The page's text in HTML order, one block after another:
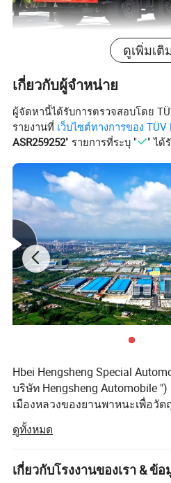
พารามิเตอร์ของผลิตภัณฑ์
พารามิเตอร์ยานพาหนะ
น้ำหนักขอบ (กก .)
กำลังเครื่องยนต์ (kW)
ชุดเฟือง เ
ขนาดพาหนะ ( มม .)
ขนาดบรรจุภัณฑ์ ( มม .)
จำนวนเพลา 2
จำนวนยาง 6
ขนาดยาง
ระบบเบรก เ
พารามิเตอร์เครน
ดูเพิ่มเติ
เกี่ยวกับผู้จำหน่าย
ผู้จัดหานี้ได้รับการตรวจสอบโดย
รายงานที่ เว็บไซต์ทางการของ TÜV
ASR259252" รายการที่ระบุ " " ได้
Hbei Hengsheng Special
บริษัท Hengsheng Automobile
เมืองหลวงของยานพาหนะเพื่อวั
บริษัทได้รวมการวิจัยและพัฒนาก
ผลิตภัณฑ์ยานยนต์เพื่อวัตถุประสง
บริการในตลาดด้านสุขาภิบาลขอ
การกู้ภัยทางวิศวกรรมและการข
ดูทั้งหมด
เกี่ยวกับโรงงานของเรา & ข้